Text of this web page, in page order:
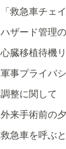
「救急車チェ
ハザード管理
心臓移植待機
軍事プライバ
調整に関して
外来手術前の
救急車を呼ぶ